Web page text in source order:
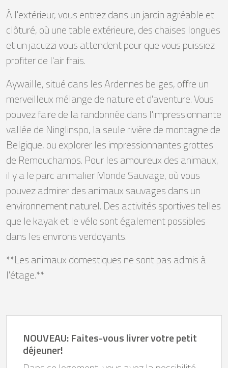
À l'extérieur, vous entrez dans un jardin agréable et
clôturé, où une table extérieure, des chaises longues
et un jacuzzi vous attendent pour que vous puissiez
profiter de l'air frais.
Aywaille, situé dans les Ardennes belges, offre un
merveilleux mélange de nature et d'aventure. Vous
pouvez faire de la randonnée dans l'impressionnante
vallée de Ninglinspo, la seule rivière de montagne de
Belgique, ou explorer les impressionnantes grottes
de Remouchamps. Pour les amoureux des animaux,
il y a le parc animalier Monde Sauvage, où vous
pouvez admirer des animaux sauvages dans un
environnement naturel. Des activités sportives telles
que le kayak et le vélo sont également possibles
dans les environs verdoyants.
**Les animaux domestiques ne sont pas admis à
l'étage.**
NOUVEAU: Faites-vous livrer votre petit
déjeuner!